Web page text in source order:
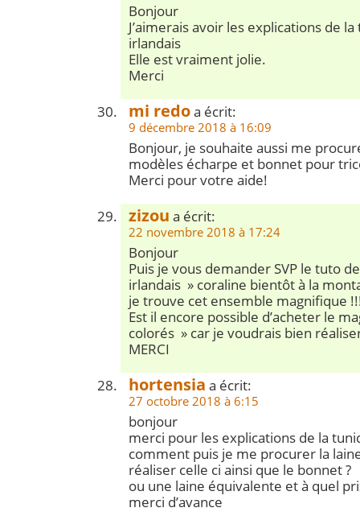
Bonjour
J’aimerais avoir les explications de
irlandais
Elle est vraiment jolie.
Merci
mi redoa écrit:
9 décembre 2018 à 16:09
Bonjour, je souhaite aussi me
modèles écharpe et bonnet pour
Merci pour votre aide!
zizou a écrit:
22 novembre 2018 à 17:24
Bonjour
Puis je vous demander SVP le tuto
irlandais » coraline bientôt à la
je trouve cet ensemble magnifique
Est il encore possible d’acheter le
colorés » car je voudrais bien
MERCI
hortensia a écrit:
27 octobre 2018 à 6:15
bonjour
merci pour les explications de la
comment puis je me procurer la
réaliser celle ci ainsi que le bonnet ?
ou une laine équivalente et à quel
merci d’avance